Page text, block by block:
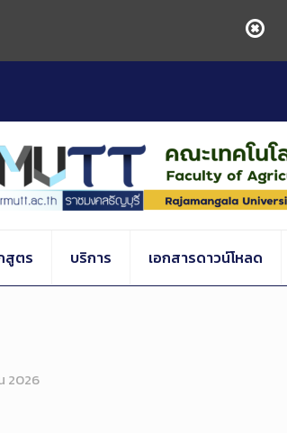
สูตร บริการ เอกสารดาวน์โหลด
2026